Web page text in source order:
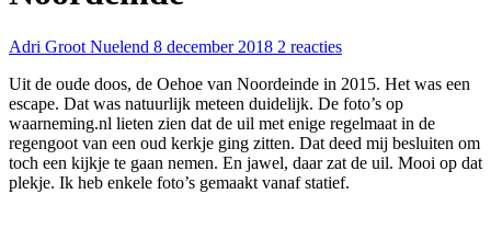
Adri Groot Nuelend 8 december 2018 2 reacties
Uit de oude doos, de Oehoe van Noordeinde in 2015. Het was een
escape. Dat was natuurlijk meteen duidelijk. De foto’s op
waarneming.nl lieten zien dat de uil met enige regelmaat in de
regengoot van een oud kerkje ging zitten. Dat deed mij besluiten om
toch een kijkje te gaan nemen. En jawel, daar zat de uil. Mooi op dat
plekje. Ik heb enkele foto’s gemaakt vanaf statief.